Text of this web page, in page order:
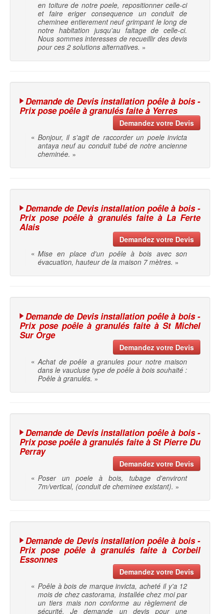
en toiture de notre poele, repositionner celle-ci
et faire eriger consequence un conduit de
cheminee entierement neuf grimpant le long de
notre habitation jusqu'au faitage de celle-ci.
Nous sommes interesses de recueillir des devis
pour ces 2 solutions alternatives. »
Demande de Devis installation poêle à bois -
Prix pose poêle à granulés faite à Yerres
Demandez votre Devis
« Bonjour, il s'agit de raccorder un poele invicta
antaya neuf au conduit tubé de notre ancienne
cheminée. »
Demande de Devis installation poêle à bois -
Prix pose poêle à granulés faite à La Ferte
Alais
Demandez votre Devis
« Mise en place d'un poêle à bois avec son
évacuation, hauteur de la maison 7 mètres. »
Demande de Devis installation poêle à bois -
Prix pose poêle à granulés faite à St Michel
Sur Orge
Demandez votre Devis
« Achat de poêle a granules pour notre maison
dans le vaucluse type de poêle à bois souhaité :
Poêle à granulés. »
Demande de Devis installation poêle à bois -
Prix pose poêle à granulés faite à St Pierre Du
Perray
Demandez votre Devis
« Poser un poele à bois, tubage d'environt
7m/vertical, (conduit de cheminee existant). »
Demande de Devis installation poêle à bois -
Prix pose poêle à granulés faite à Corbeil
Essonnes
Demandez votre Devis
« Poêle à bois de marque invicta, acheté il y'a 12
mois de chez castorama, installée chez moi par
un tiers mais non conforme au règlement de
sécurité. Je demande un devis pour une